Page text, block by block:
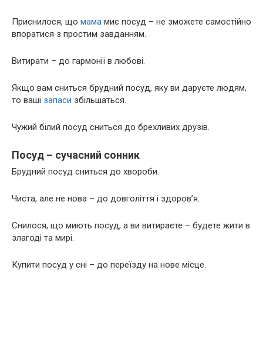
Приснилося, що мама миє посуд – не зможете самостійно
впоратися з простим завданням.
Витирати – до гармонії в любові.
Якщо вам сниться брудний посуд, яку ви даруєте людям,
то ваші запаси збільшаться.
Чужий білий посуд сниться до брехливих друзів.
Посуд – сучасний сонник
Брудний посуд сниться до хвороби.
Чиста, але не нова – до довголіття і здоров’я.
Снилося, що миють посуд, а ви витираєте – будете жити в
злагоді та мирі.
Купити посуд у сні – до переїзду на нове місце.